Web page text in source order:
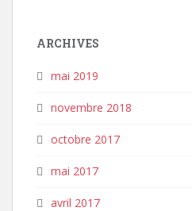
ARCHIVES
mai 2019
novembre 2018
octobre 2017
mai 2017
avril 2017